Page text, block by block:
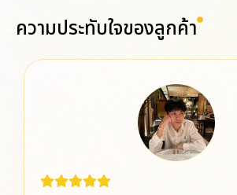
ความประทับใจของลูกค้า